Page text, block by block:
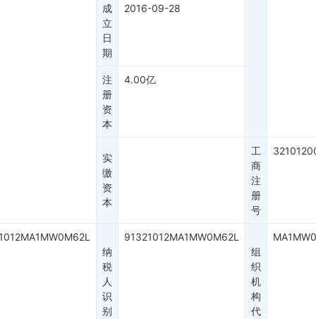
成
立
日
期
2016-09-28
注
册
资
本
4.00亿
实
缴
资
本
工
商
注
册
号
纳
税
人
识
别
91321012MA1MW0M62L
组
织
机
构
代